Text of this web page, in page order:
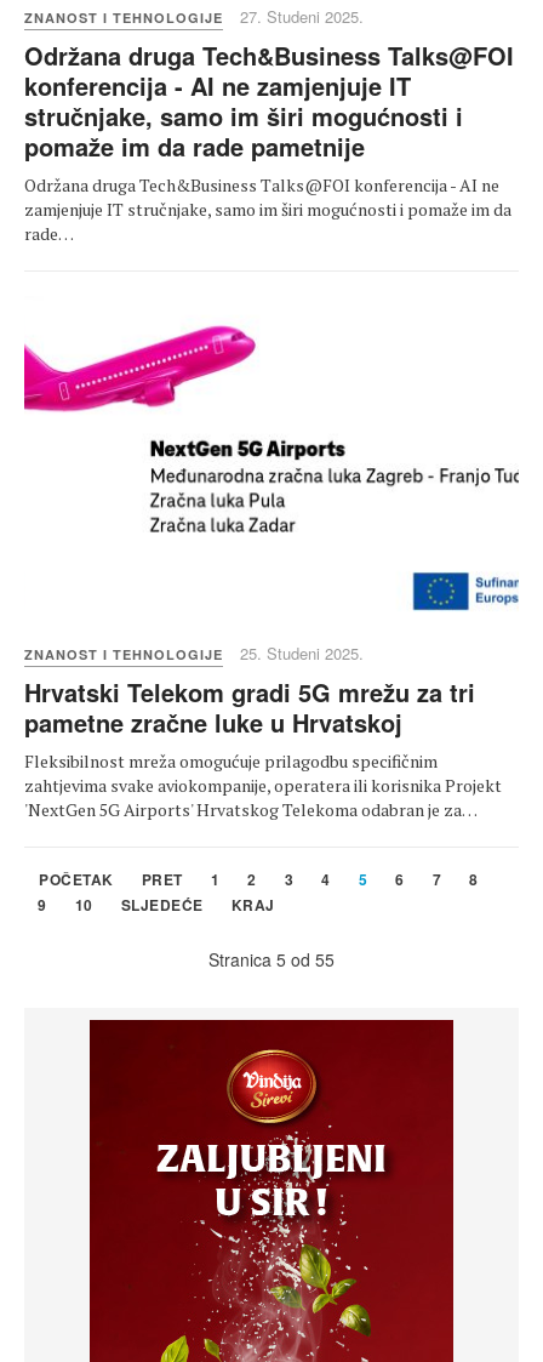
ZNANOST I TEHNOLOGIJE 27. Studeni 2025.
Održana druga Tech&Business Talks@FOI
konferencija - AI ne zamjenjuje IT
stručnjake, samo im širi mogućnosti i
pomaže im da rade pametnije
Održana druga Tech&Business Talks@FOI konferencija - AI ne
zamjenjuje IT stručnjake, samo im širi mogućnosti i pomaže im da
rade…
ZNANOST I TEHNOLOGIJE 25. Studeni 2025.
Hrvatski Telekom gradi 5G mrežu za tri
pametne zračne luke u Hrvatskoj
Fleksibilnost mreža omogućuje prilagodbu specifičnim
zahtjevima svake aviokompanije, operatera ili korisnika Projekt
'NextGen 5G Airports' Hrvatskog Telekoma odabran je za…
POČETAK PRET 1 2 3 4 5 6 7
8
9
10 SLJEDEĆE KRAJ
Stranica 5 od 55